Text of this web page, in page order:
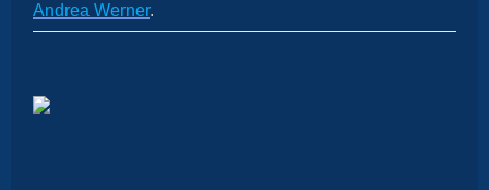
Andrea Werner.